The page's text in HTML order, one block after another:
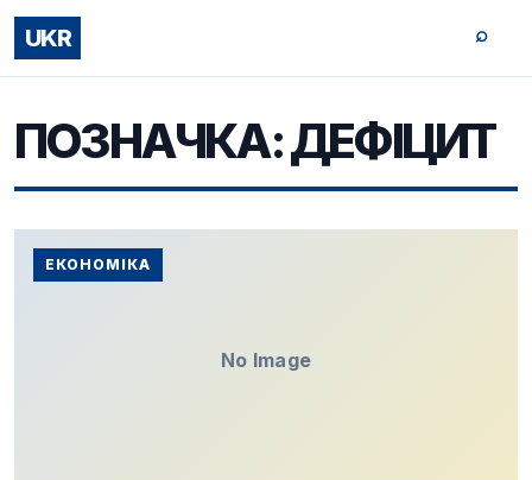
UKR ⌕
ПОЗНАЧКА:ДЕФІЦИТ
No Image
ЕКОНОМІКА